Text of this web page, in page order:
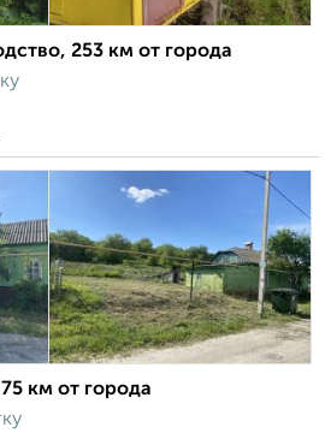
253 км от города
км от города